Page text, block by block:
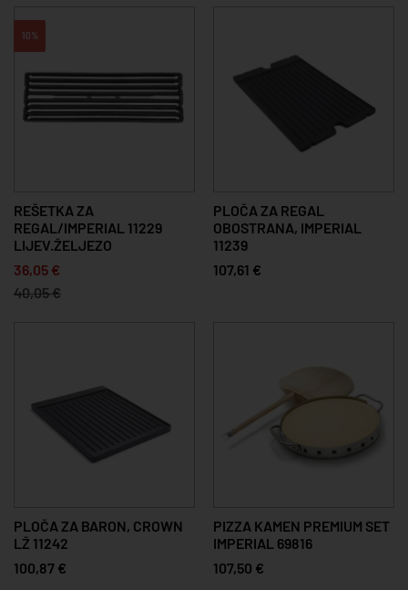
10%
REŠETKA ZA
REGAL/IMPERIAL 11229
LIJEV.ŽELJEZO
36,05 €
40,05 €
PLOČA ZA REGAL
OBOSTRANA, IMPERIAL
11239
107,61 €
PLOČA ZA BARON, CROWN
LŽ 11242
100,87 €
PIZZA KAMEN PREMIUM SET
IMPERIAL 69816
107,50 €